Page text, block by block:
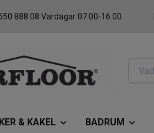
888 08 Vardagar 07.00-16.00
& KAKEL BADRUM